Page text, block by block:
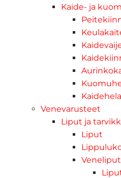
Kaide- ja
Venevarusteet
Liput ja
Liput
Veneliput